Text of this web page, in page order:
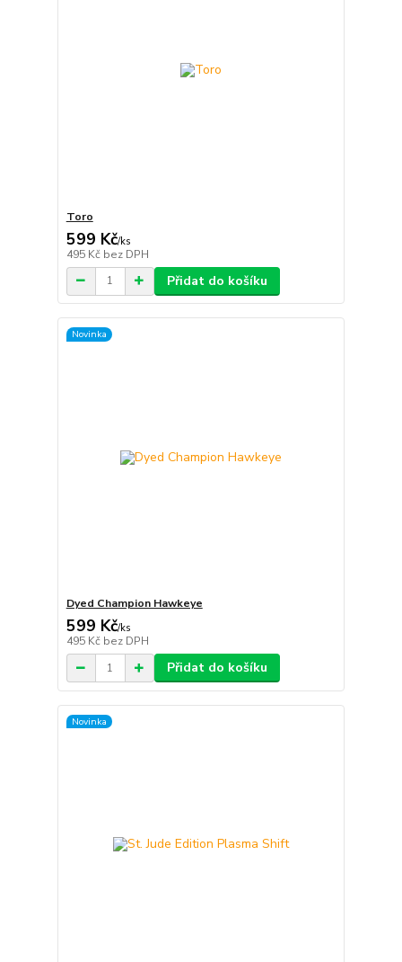
Toro
599 Kč/ks
495 Kč bez DPH
Přidat do košíku
Novinka
Dyed Champion Hawkeye
599 Kč/ks
495 Kč bez DPH
Přidat do košíku
Novinka